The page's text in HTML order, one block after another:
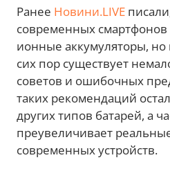
Ранее Новини.LIVE
современных
ионные аккумуляторы, но
сих пор существует
советов и ошибочных
таких рекомендаций
других типов батарей, а
преувеличивает
современных устройств.